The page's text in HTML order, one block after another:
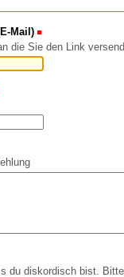
Mail)
die Sie den Link
du diskordisch bist.